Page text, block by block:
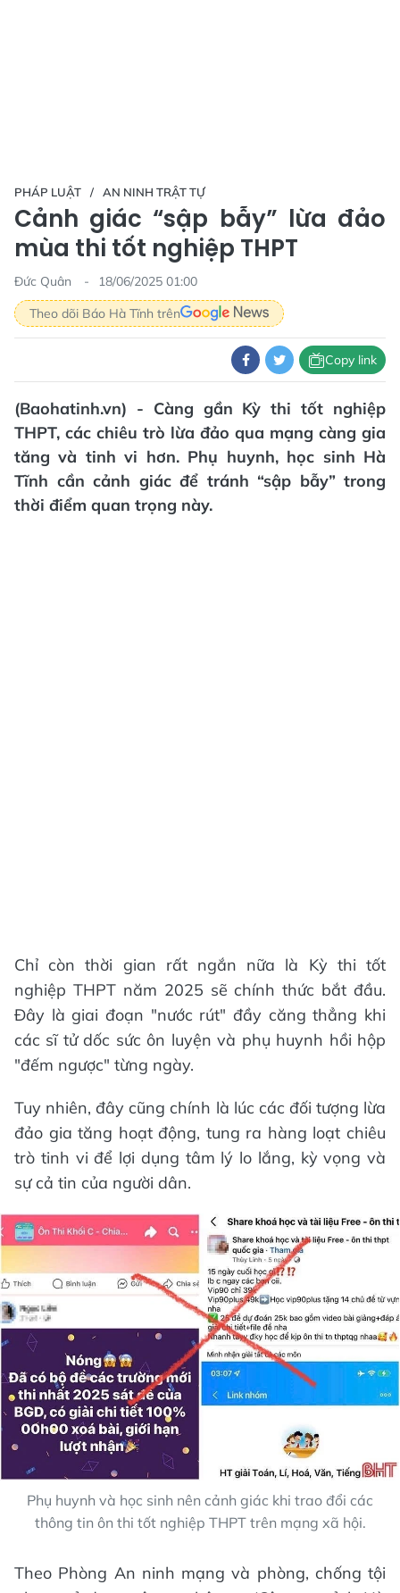
PHÁP LUẬT AN NINH TRẬT TỰ
Cảnh giác “sập bẫy” lừa đảo
mùa thi tốt nghiệp THPT
Đức Quân
18/06/2025 01:00
Theo dõi Báo Hà Tĩnh trên
Copy link
(Baohatinh.vn) - Càng gần Kỳ thi tốt nghiệp
THPT, các chiêu trò lừa đảo qua mạng càng gia
tăng và tinh vi hơn. Phụ huynh, học sinh Hà
Tĩnh cần cảnh giác để tránh “sập bẫy” trong
thời điểm quan trọng này.
Chỉ còn thời gian rất ngắn nữa là Kỳ thi tốt
nghiệp THPT năm 2025 sẽ chính thức bắt đầu.
Đây là giai đoạn "nước rút" đầy căng thẳng khi
các sĩ tử dốc sức ôn luyện và phụ huynh hồi hộp
"đếm ngược" từng ngày.
Tuy nhiên, đây cũng chính là lúc các đối tượng lừa
đảo gia tăng hoạt động, tung ra hàng loạt chiêu
trò tinh vi để lợi dụng tâm lý lo lắng, kỳ vọng và
sự cả tin của người dân.
Phụ huynh và học sinh nên cảnh giác khi trao đổi các
thông tin ôn thi tốt nghiệp THPT trên mạng xã hội.
Theo Phòng An ninh mạng và phòng, chống tội